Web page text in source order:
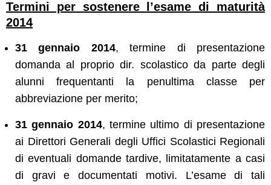
Termini per sostenere l’esame di maturità
2014
31 gennaio 2014, termine di presentazione
domanda al proprio dir. scolastico da parte degli
alunni frequentanti la penultima classe per
abbreviazione per merito;
31 gennaio 2014, termine ultimo di presentazione
ai Direttori Generali degli Uffici Scolastici Regionali
di eventuali domande tardive, limitatamente a casi
di gravi e documentati motivi. L’esame di tali